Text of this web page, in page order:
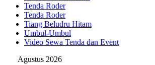
Tenda Roder
Tenda Roder
Tiang Beludru Hitam
Umbul-Umbul
Video Sewa Tenda dan Event
Agustus 2026